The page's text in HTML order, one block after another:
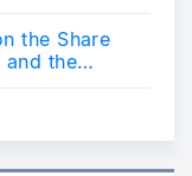
the Share
and the